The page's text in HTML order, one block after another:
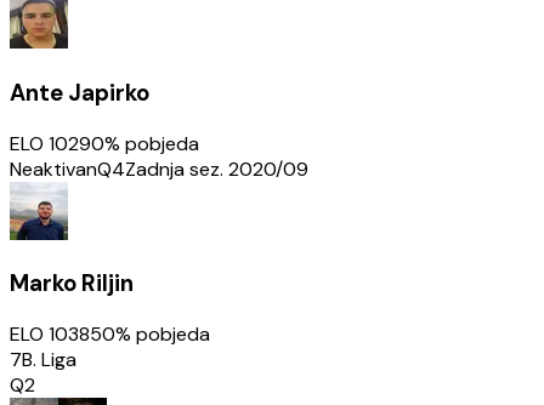
Ante Japirko
ELO 10290% pobjeda
NeaktivanQ4Zadnja sez. 2020/09
Marko Riljin
ELO 103850% pobjeda
7B. Liga
Q2